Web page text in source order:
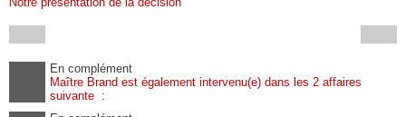
En complément
Maître Brand est également intervenu(e) dans les 2 affaires
suivante :